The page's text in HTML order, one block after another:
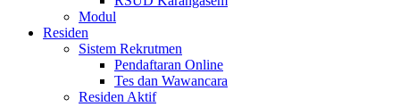
Modul
Residen
Sistem Rekrutmen
Pendaftaran Online
Tes dan Wawancara
Residen Aktif